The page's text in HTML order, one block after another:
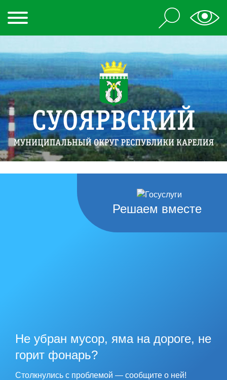
Решаем вместе
Не убран мусор, яма на дороге, не
горит фонарь?
Столкнулись с проблемой — сообщите о ней!